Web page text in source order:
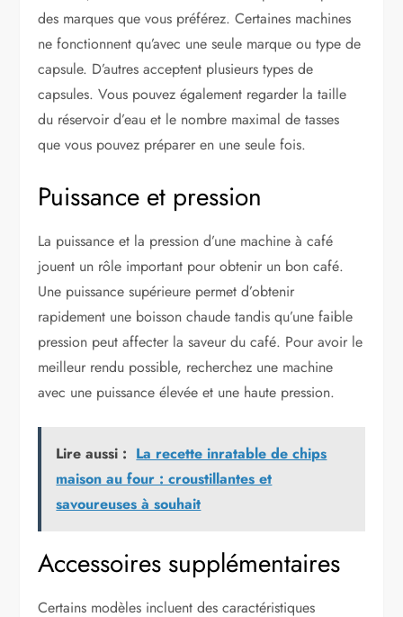
des marques que vous préférez. Certaines machines
ne fonctionnent qu’avec une seule marque ou type de
capsule. D’autres acceptent plusieurs types de
capsules. Vous pouvez également regarder la taille
du réservoir d’eau et le nombre maximal de tasses
que vous pouvez préparer en une seule fois.
Puissance et pression
La puissance et la pression d’une machine à café
jouent un rôle important pour obtenir un bon café.
Une puissance supérieure permet d’obtenir
rapidement une boisson chaude tandis qu’une faible
pression peut affecter la saveur du café. Pour avoir le
meilleur rendu possible, recherchez une machine
avec une puissance élevée et une haute pression.
Lire aussi : La recette inratable de chips
maison au four : croustillantes et
savoureuses à souhait
Accessoires supplémentaires
Certains modèles incluent des caractéristiques